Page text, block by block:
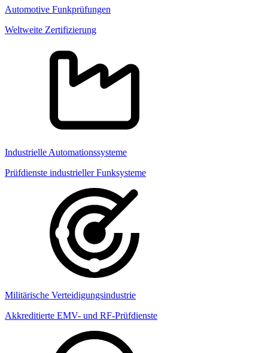
Automotive Funkprüfungen
Weltweite Zertifizierung
Industrielle Automationssysteme
Prüfdienste industrieller Funksysteme
Militärische Verteidigungsindustrie
Akkreditierte EMV- und RF-Prüfdienste